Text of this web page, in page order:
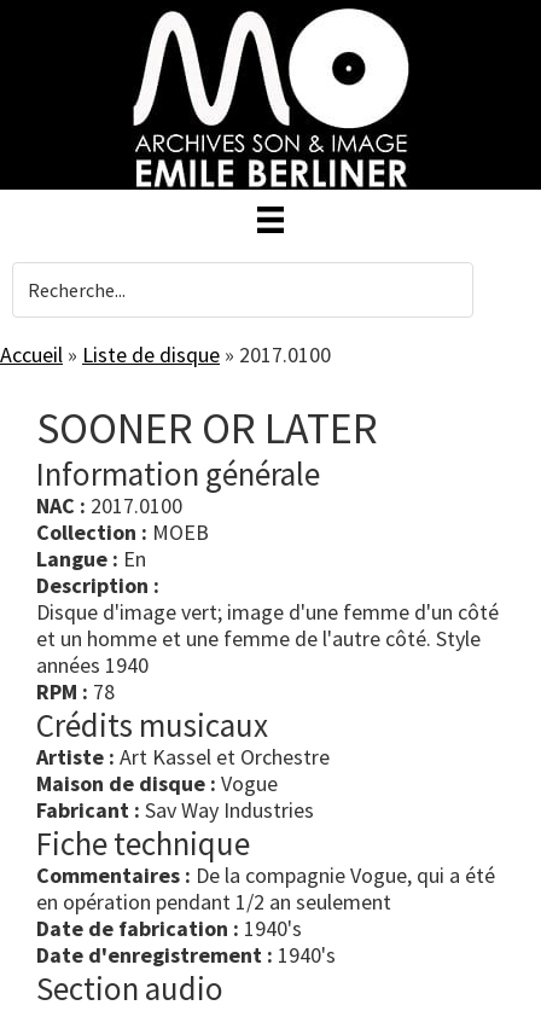
Accueil » Liste de disque » 2017.0100
SOONER OR LATER
Information générale
NAC : 2017.0100
Collection : MOEB
Langue : En
Description :
Disque d'image vert; image d'une femme d'un côté
et un homme et une femme de l'autre côté. Style
années 1940
RPM : 78
Crédits musicaux
Artiste : Art Kassel et Orchestre
Maison de disque : Vogue
Fabricant : Sav Way Industries
Fiche technique
Commentaires : De la compagnie Vogue, qui a été
en opération pendant 1/2 an seulement
Date de fabrication : 1940's
Date d'enregistrement : 1940's
Section audio